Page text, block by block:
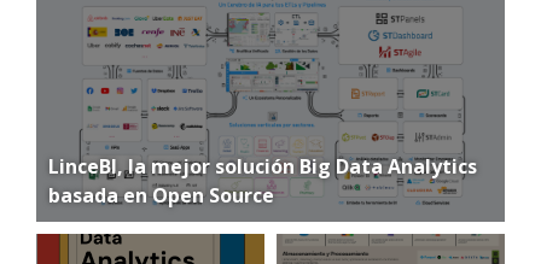
LinceBI, la mejor solución Big Data Analytics
basada en Open Source